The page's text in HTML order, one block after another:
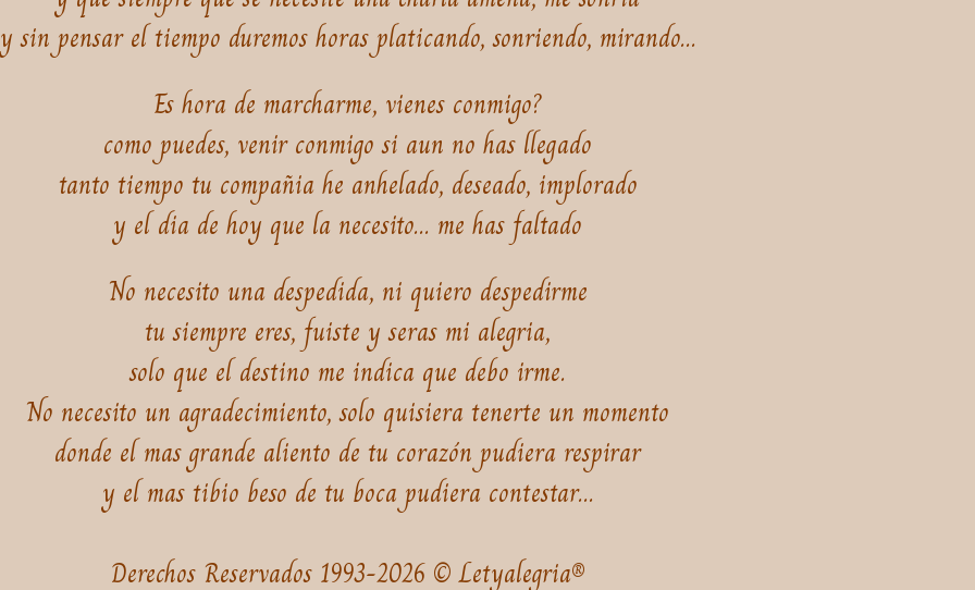
y sin pensar el tiempo duremos horas platicando, sonriendo, mirando...
Es hora de marcharme, vienes conmigo?
como puedes, venir conmigo si aun no has llegado
tanto tiempo tu compañia he anhelado, deseado, implorado
y el dia de hoy que la necesito... me has faltado
No necesito una despedida, ni quiero despedirme
tu siempre eres, fuiste y seras mi alegria,
solo que el destino me indica que debo irme.
No necesito un agradecimiento, solo quisiera tenerte un momento
donde el mas grande aliento de tu corazón pudiera respirar
y el mas tibio beso de tu boca pudiera contestar...
Derechos Reservados 1993-2026 © Letyalegria®